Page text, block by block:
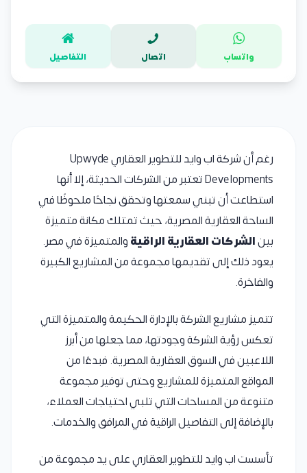
واتساب اتصال التفاصيل
رغم أن شركة اب وايد للتطوير العقاري Upwyde
Developments تعتبر من الشركات الحديثة، إلا أنها
استطاعت أن تبني سمعتها وتحقق نجاحًا ملحوظًا في
الساحة العقارية المصرية، حيث تمتلك مكانة متميزة
بينالشركات العقارية الراقيةوالمتميزة في مصر.
يعود ذلك إلى تقديمها مجموعة من المشاريع الكبيرة
والفاخرة.
تتميز مشاريع الشركة بالإدارة الحكيمة والمتميزة التي
تعكس رؤية الشركة وجودتها، مما جعلها من أبرز
اللاعبين في السوق العقارية المصرية. فبدءًا من
المواقع المتميزة للمشاريع وحتى توفير مجموعة
متنوعة من المساحات التي تلبي احتياجات العملاء،
بالإضافة إلى التفاصيل الراقية في المرافق والخدمات.
تأسست اب وايد للتطوير العقاري على يد مجموعة من